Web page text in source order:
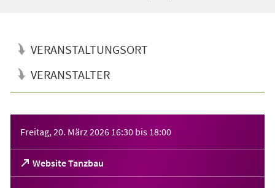
VERANSTALTUNGSORT
VERANSTALTER
Freitag, 20. März 2026 16:30 bis 18:00
Website Tanzbau
(Öffnet
in